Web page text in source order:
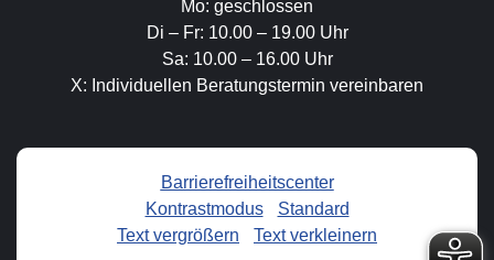
Mo: geschlossen
Di – Fr: 10.00 – 19.00 Uhr
Sa: 10.00 – 16.00 Uhr
X: Individuellen Beratungstermin vereinbaren
Barrierefreiheitscenter
Kontrastmodus- Standard
Text vergrößern
Text verkleinern